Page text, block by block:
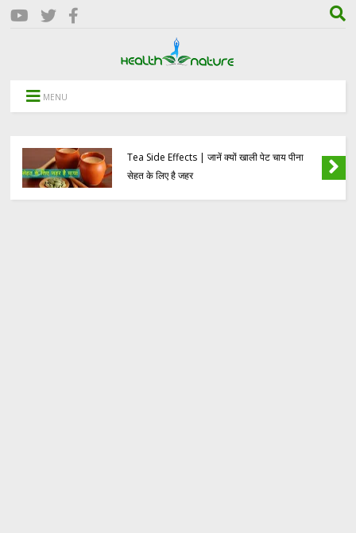
MENU
Tea Side Effects | जानें क्यों खाली पेट चाय पीना
सेहत के लिए है जहर